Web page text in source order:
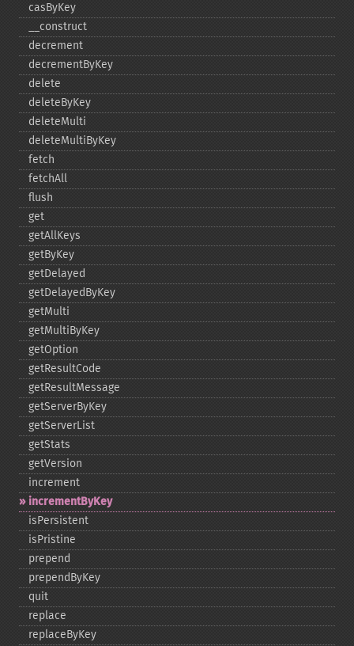
casByKey
_​_​construct
decrement
decrementByKey
delete
deleteByKey
deleteMulti
deleteMultiByKey
fetch
fetchAll
flush
get
getAllKeys
getByKey
getDelayed
getDelayedByKey
getMulti
getMultiByKey
getOption
getResultCode
getResultMessage
getServerByKey
getServerList
getStats
getVersion
increment
incrementByKey
isPersistent
isPristine
prepend
prependByKey
quit
replace
replaceByKey